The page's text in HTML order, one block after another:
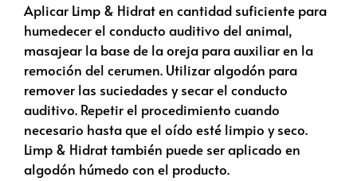
Aplicar Limp & Hidrat en cantidad suficiente para
humedecer el conducto auditivo del animal,
masajear la base de la oreja para auxiliar en la
remoción del cerumen. Utilizar algodón para
remover las suciedades y secar el conducto
auditivo. Repetir el procedimiento cuando
necesario hasta que el oído esté limpio y seco.
Limp & Hidrat también puede ser aplicado en
algodón húmedo con el producto.